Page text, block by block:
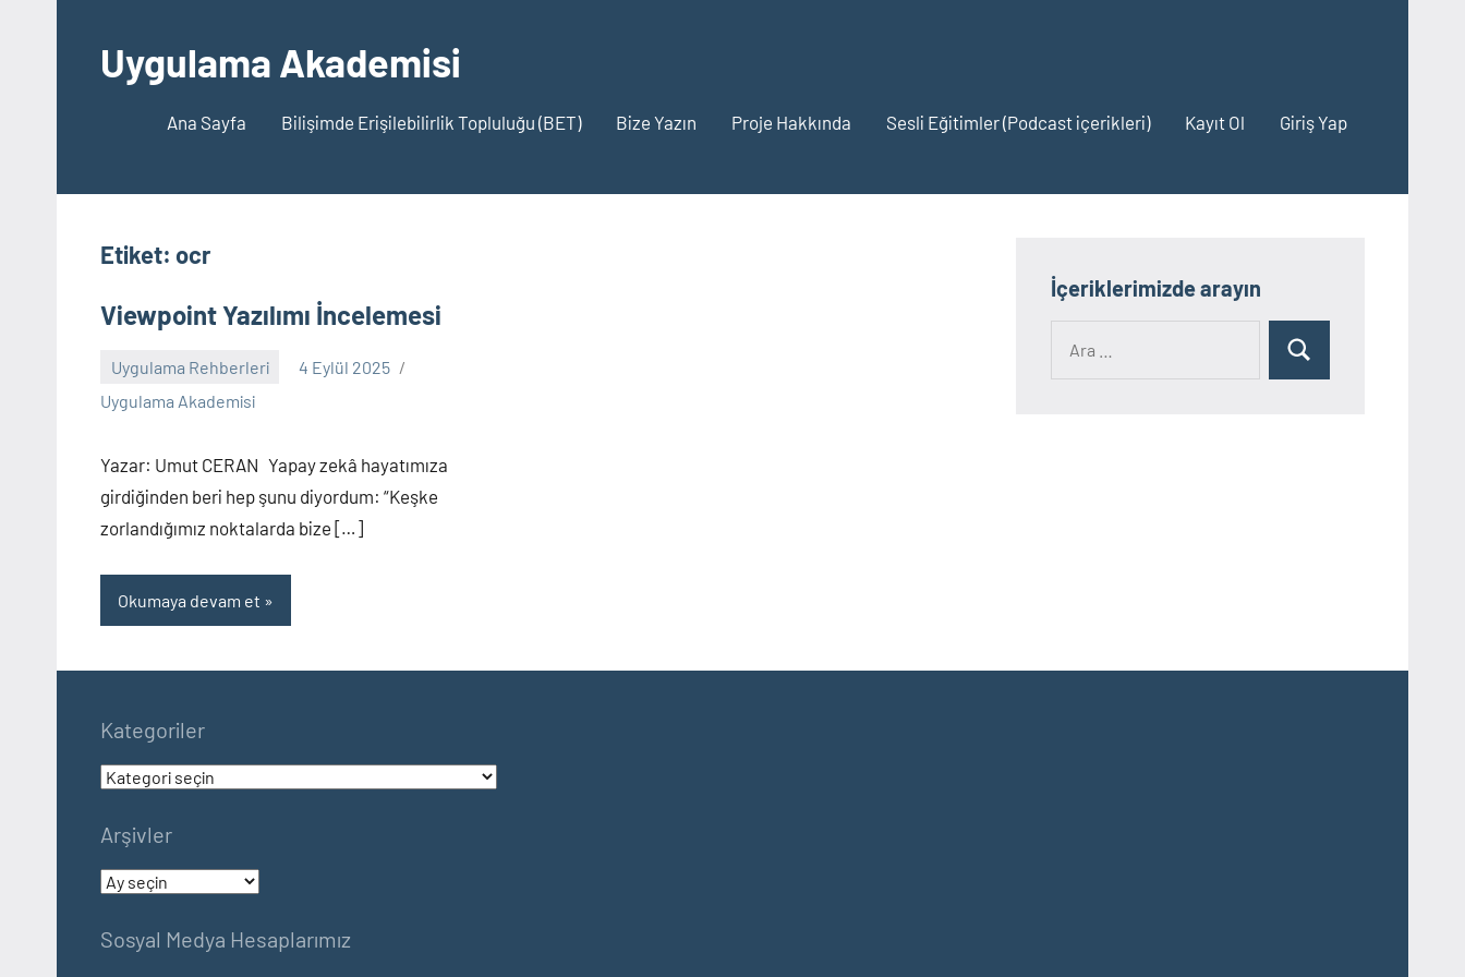
Uygulama Akademisi
Ana Sayfa Bilişimde Erişilebilirlik Topluluğu (BET) Bize Yazın Proje Hakkında Sesli Eğitimler (Podcast içerikleri) Kayıt Ol Giriş Yap
Etiket: ocr
Viewpoint Yazılımı İncelemesi
Uygulama Rehberleri
4 Eylül 2025
Uygulama Akademisi
Yorum
Yazar: Umut CERAN Yapay zekâ hayatımıza
girdiğinden beri hep şunu diyordum: “Keşke
zorlandığımız noktalarda bize […]
Okumaya devam et
İçeriklerimizde arayın
Ara
Kategoriler
Kategoriler
Arşivler
Arşivler
Sosyal Medya Hesaplarımız